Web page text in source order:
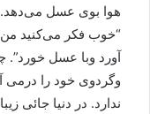
هوا بوی عسل می‌دهد.
“خوب فکر می‌کنید من
آورد وبا عسل خورد”.
وگردوی خود را درمی
ندارد. در دنیا جائی